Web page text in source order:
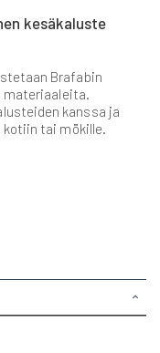
kesäkaluste
Brafabin
materiaaleita.
kanssa ja
kotiin tai mökille.